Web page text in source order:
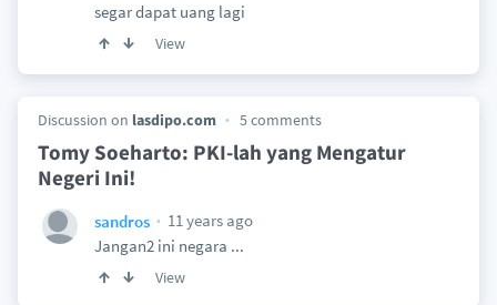
segar dapat uang lagi
View
Discussion on lasdipo.com 5 comments
Tomy Soeharto: PKI-lah yang Mengatur
Negeri Ini!
sandros
11 years ago
Jangan2 ini negara ...
View